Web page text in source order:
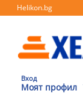
Helikon.bg
Вход
Моят профил